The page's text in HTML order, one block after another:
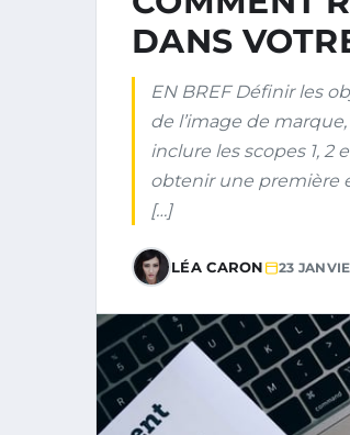
DANS
EN BREF Définir les
de l’image de
inclure les scopes 1, 2
obtenir une première
[…]
LÉA CARON 23